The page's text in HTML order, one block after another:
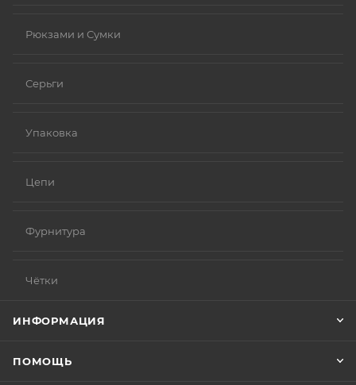
Рюкзами и Сумки
Серьги
Упаковка
Цепи
Фурнитура
Чётки
ИНФОРМАЦИЯ
ПОМОЩЬ